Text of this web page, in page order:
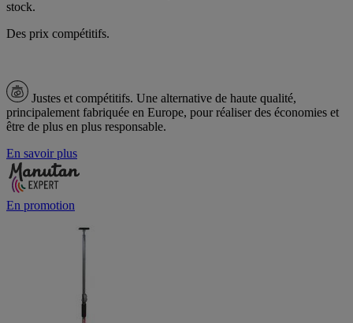
stock.
Des prix compétitifs.
Justes et compétitifs. Une alternative de haute qualité,
principalement fabriquée en Europe, pour réaliser des économies et
être de plus en plus responsable.
En savoir plus
En promotion